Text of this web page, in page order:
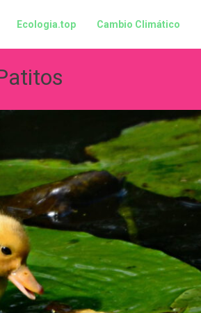
Ecologia.top Cambio Climático